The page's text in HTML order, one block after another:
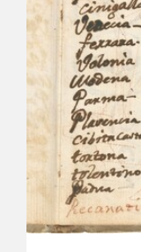
PROGRAMACIÓN
EXPOSICIONES
ACTIVIDADES
ACTUALIDAD
SALA DE PRENSA